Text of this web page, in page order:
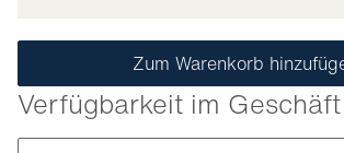
Zum Warenkorb
Verfügbarkeit im Geschäft